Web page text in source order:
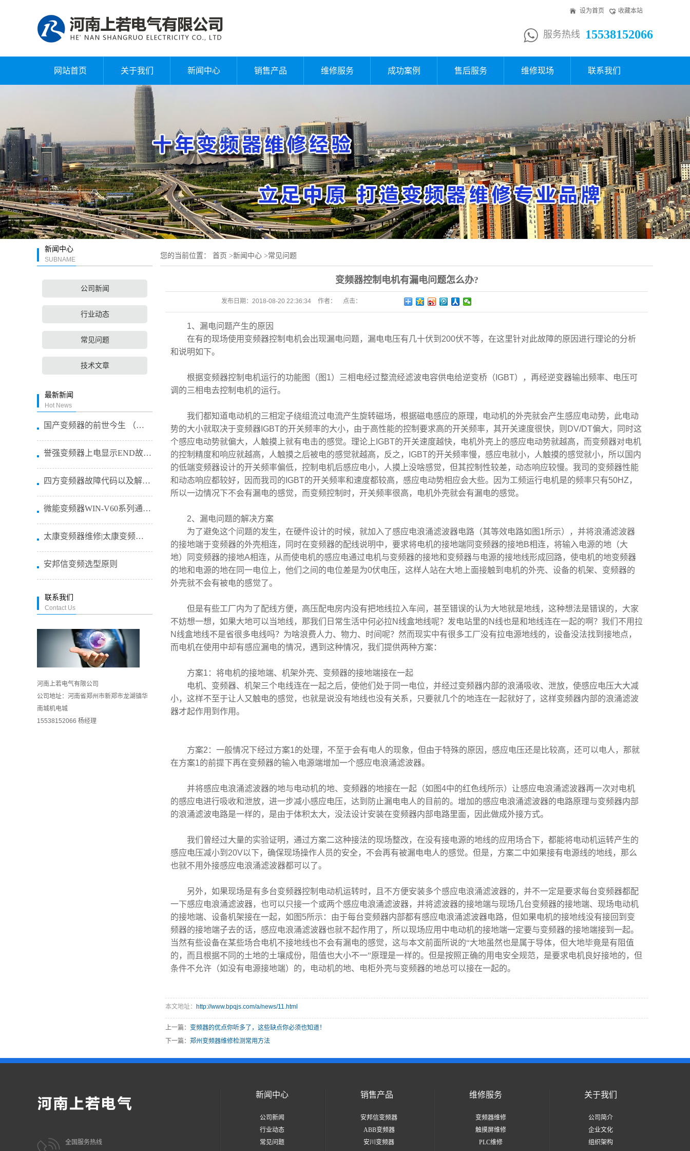
设为首页 收藏本站
服务热线 15538152066
网站首页 关于我们
公司简介
企业文化
组织架构
标识释义
公司环境
新闻中心
常见问题
技术文章
销售产品 维修服务 成功案例 售后服务 维修现场 联系我们
新闻中心
SUBNAME
公司新闻
行业动态
常见问题
技术文章
最新新闻
Hot News
国产变频器的前世今生 （国产变频...
誉强变频器上电显示END故障专业...
四方变频器故障代码以及解决方法 ...
微能变频器WIN-V60系列通用...
太康变频器维修|太康变频恒压供水...
安邦信变频选型原则
联系我们
Contact Us
河南上若电气有限公司
公司地址：河南省郑州市新郑市龙湖镇华
南城机电城
15538152066 杨经理
您的当前位置： 首页 >新闻中心 >常见问题
变频器控制电机有漏电问题怎么办?
发布日期： 2018-08-20 22:36:34 作者： 点击：
1、漏电问题产生的原因
在有的现场使用变频器控制电机会出现漏电问题，漏电电压有几十伏到 200伏不等，在这里针对此故障的原因进行理论的分析
和说明如下。
根据变频器控制电机运行的功能图（图 1）三相电经过整流经滤波电容供电给逆变桥（ IGBT），再经逆变器输出频率、电压可
调的三相电去控制电机的运行。
我们都知道电动机的三相定子绕组流过电流产生旋转磁场，根据磁电感应的原理，电动机的外壳就会产生感应电动势，此电动
势的大小就取决于变频器 IGBT的开关频率的大小，由于高性能的控制要求高的开关频率，其开关速度很快，则 DV/DT偏大，同时这
个感应电动势就偏大，人触摸上就有电击的感觉。理论上 IGBT的开关速度越快，电机外壳上的感应电动势就越高，而变频器对电机
的控制精度和响应就越高，人触摸之后被电的感觉就越高，反之，
IGBT的开关频率慢，感应电就小，人触摸的感觉就小，所以国内
的低端变频器设计的开关频率偏低，控制电机后感应电小，人摸上没啥感觉，但其控制性较差，动态响应较慢。我司的变频器性能
和动态响应都较好，因而我司的 IGBT的开关频率和速度都较高，感应电动势相应会大些。因为工频运行电机是的频率只有50HZ ，
所以一边情况下不会有漏电的感觉，而变频控制时，开关频率很高，电机外壳就会有漏电的感觉。
2、漏电问题的解决方案
为了避免这个问题的发生，在硬件设计的时候，就加入了感应电浪涌滤波器电路（其等效电路如图 1所示），并将浪涌滤波器
的接地端于变频器的外壳相连，同时在变频器的配线说明中，要求将电机的接地端同变频器的接地B相连，将输入电源的地（大
地）同变频器的接地A相连，从而使电机的感应电通过电机与变频器的接地和变频器与电源的接地线形成回路，使电机的地变频器
的地和电源的地在同一电位上，他们之间的电位差是为0伏电压，这样人站在大地上面接触到电机的外壳、设备的机架、变频器的
外壳就不会有被电的感觉了。
但是有些工厂内为了配线方便，高压配电房内没有把地线拉入车间，甚至错误的认为大地就是地线，这种想法是错误的，大家
不妨想一想，如果大地可以当地线，那我们日常生活中何必拉N 线盒地线呢？发电站里的N 线也是和地线连在一起的啊？我们不用拉
N 线盒地线不是省很多电线吗？为啥浪费人力、物力、时间呢？然而现实中有很多工厂没有拉电源地线的，设备没法找到接地点，
而电机在使用中却有感应漏电的情况，遇到这种情况，我们提供两种方案：
方案1 ：将电机的接地端、机架外壳、变频器的接地端接在一起
电机、变频器、机架三个电线连在一起之后，使他们处于同一电位，并经过变频器内部的浪涌吸收、泄放，使感应电压大大减
小，这样不至于让人又触电的感觉，也就是说没有地线也没有关系，只要就几个的地连在一起就好了，这样变频器内部的浪涌滤波
器才起作用到作用。
方案2 ：一般情况下经过方案1的处理，不至于会有电人的现象，但由于特殊的原因，感应电压还是比较高，还可以电人，那就
在方案1的前提下再在变频器的输入电源端增加一个感应电浪涌滤波器。
并将感应电浪涌滤波器的地与电动机的地、变频器的地接在一起（如图4中的红色线所示）让感应电浪涌滤波器再一次对电机
的感应电进行吸收和泄放，进一步减小感应电压，达到防止漏电电人的目前的。增加的感应电浪涌滤波器的电路原理与变频器内部
的浪涌滤波电路是一样的，是由于体积太大，没法设计安装在变频器内部电路里面，因此做成外接方式。
我们曾经过大量的实验证明，通过方案二这种接法的现场整改，在没有接电源的地线的应用场合下，都能将电动机运转产生的
感应电压减小到 20V以下，确保现场操作人员的安全，不会再有被漏电电人的感觉。但是，方案二中如果接有电源线的地线，那么
也就不用外接感应电浪涌滤波器都可以了。
另外，如果现场是有多台变频器控制电动机运转时，且不方便安装多个感应电浪涌滤波器的，并不一定是要求每台变频器都配
一下感应电浪涌滤波器，也可以只接一个或两个感应电浪涌滤波器，并将滤波器的接地端与现场几台变频器的接地端、现场电动机
的接地端、设备机架接在一起，如图 5所示：由于每台变频器内部都有感应电浪涌滤波器电路，但如果电机的接地线没有接回到变
频器的接地端子去的话，感应电浪涌滤波器也就不起作用了，所以现场应用中电动机的接地端一定要与变频器的接地端接到一起。
当然有些设备在某些场合电机不接地线也不会有漏电的感觉，这与本文前面所说的“大地虽然也是属于导体，但大地毕竟是有阻值
的，而且根据不同的土地的土壤成份，阻值也大小不一”原理是一样的。但是按照正确的用电安全规范，是要求电机良好接地的，但
条件不允许（如没有电源接地端）的，电动机的地、电柜外壳与变频器的地总可以接在一起的。
本文地址： http://www.bpqjs.com/a/news/11.html
上一篇： 变频器的优点你听多了，这些缺点你必须也知道！
下一篇： 郑州变频器维修检测常用方法
全国服务热线
新闻中心
公司新闻
行业动态
常见问题
销售产品
安邦信变频器
ABB变频器
安川变频器
维修服务
变频器维修
触摸屏维修
PLC维修
关于我们
公司简介
企业文化
组织架构